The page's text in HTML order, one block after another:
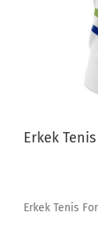
Erkek Tenis
Erkek Tenis